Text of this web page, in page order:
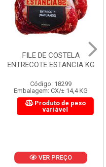
FILE DE COSTELA
ENTRECOTE ESTANCIA KG
Código: 18299
Embalagem: CX/± 14,4 KG
Produto de peso
variável
VER PREÇO